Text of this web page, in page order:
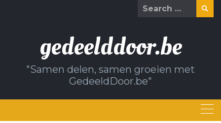
Search
gedeelddoor.be
"Samen delen, samen groeien met
GedeeldDoor.be"